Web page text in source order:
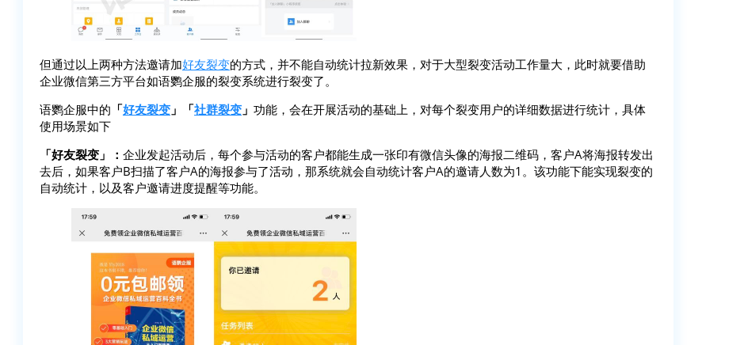
但通过以上两种方法邀请加好友裂变的方式，并不能自动统计拉新效果，对于大型裂变活动工作量大，此时就要借助
企业微信第三方平台如语鹦企服的裂变系统进行裂变了。
语鹦企服中的 「好友裂变 」「社群裂变 」 功能，会在开展活动的基础上，对每个裂变用户的详细数据进行统计，具体
使用场景如下
「好友裂变」： 企业发起活动后，每个参与活动的客户都能生成一张印有微信头像的海报二维码，客户A将海报转发出
去后，如果客户B扫描了客户A的海报参与了活动，那系统就会自动统计客户A的邀请人数为1。该功能下能实现裂变的
自动统计，以及客户邀请进度提醒等功能。